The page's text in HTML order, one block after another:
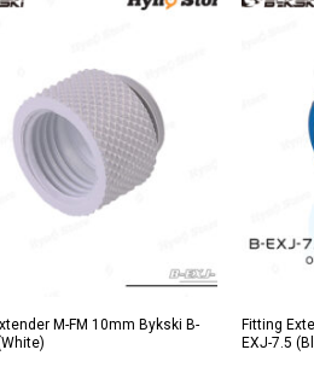
M-FM 10mm Bykski B-
Fitting
EXJ-7.5